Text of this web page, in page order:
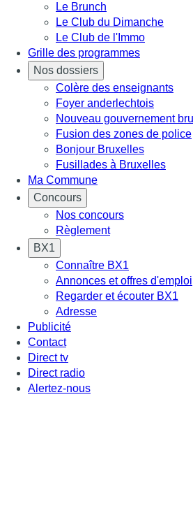
Le Brunch
Le Club du Dimanche
Le Club de l'Immo
Grille des programmes
Nos dossiers
Colère des enseignants
Foyer anderlechtois
Nouveau gouvernement
Fusion des zones de police
Bonjour Bruxelles
Fusillades à Bruxelles
Ma Commune
Concours
Nos concours
Règlement
BX1
Connaître BX1
Annonces et offres d'emploi
Regarder et écouter BX1
Adresse
Publicité
Contact
Direct tv
Direct radio
Alertez-nous